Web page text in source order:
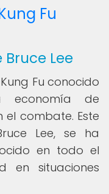
Fu
Bruce Lee
Fu conocido
de
el combate. Este
Lee, se ha
en todo el
en situaciones